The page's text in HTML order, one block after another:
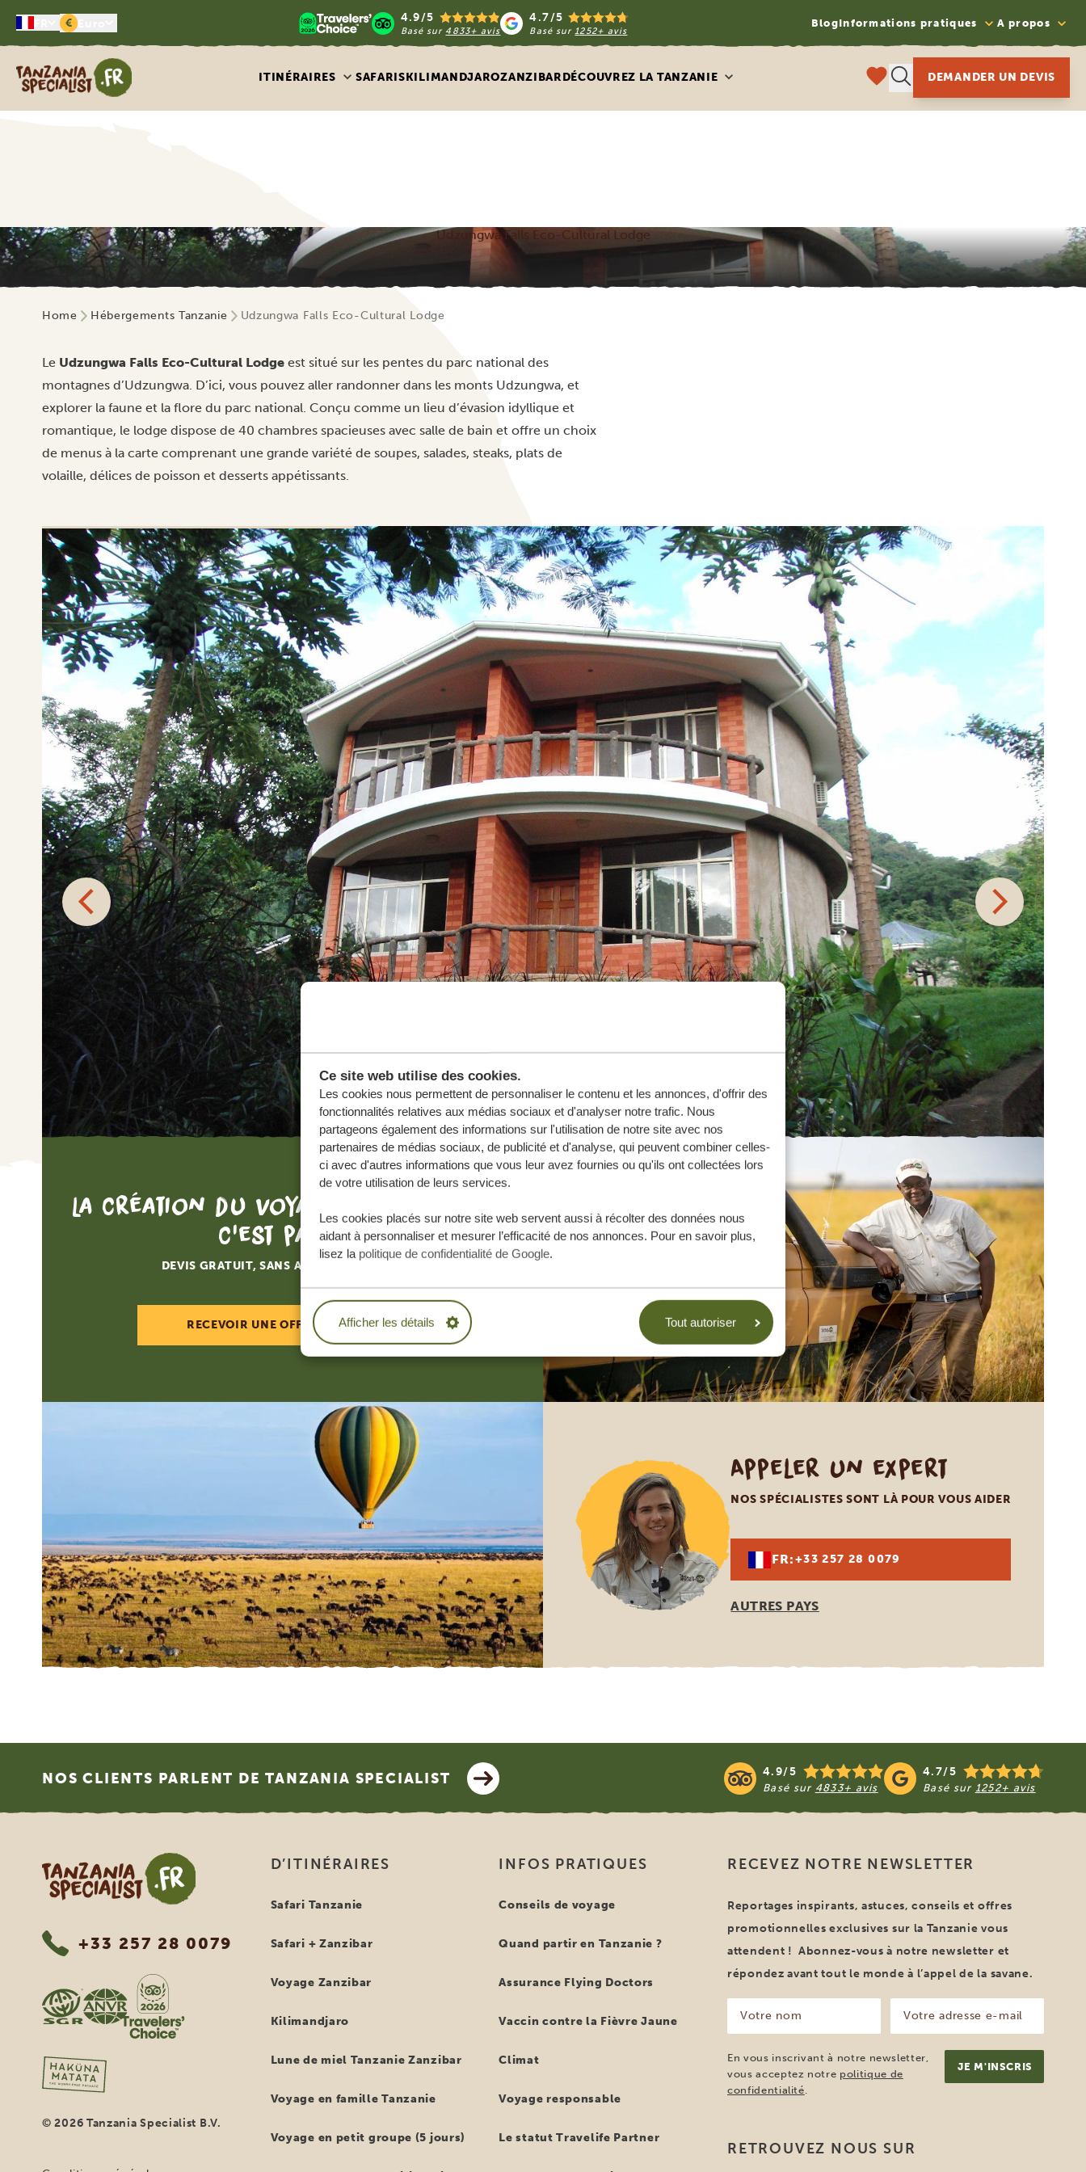
Ce site web utilise des cookies.
Les cookies nous permettent de personnaliser le contenu et les annonces, d'offrir des
fonctionnalités relatives aux médias sociaux et d'analyser notre trafic. Nous
partageons également des informations sur l'utilisation de notre site avec nos
partenaires de médias sociaux, de publicité et d'analyse, qui peuvent combiner celles-
ci avec d'autres informations que vous leur avez fournies ou qu'ils ont collectées lors
de votre utilisation de leurs services.
Les cookies placés sur notre site web servent aussi à récolter des données nous
aidant à personnaliser et mesurer l’efficacité de nos annonces. Pour en savoir plus,
lisez la politique de confidentialité de Google.
Afficher les détails Tout autoriser
€ 4.9/5
Basé sur 4833+ avis
4.7/5
Basé sur1252+ avis
BlogInformations pratiques A propos
Tanzania Specialist
ITINÉRAIRES SAFARISKILIMANDJAROZANZIBARDÉCOUVREZ LA TANZANIE DEMANDER UN DEVIS
Udzungwa Falls Eco-Cultural Lodge
Home Hébergements Tanzanie Udzungwa Falls Eco-Cultural Lodge
Le Udzungwa Falls Eco-Cultural Lodge est situé sur les pentes du parc national des
montagnes d’Udzungwa. D’ici, vous pouvez aller randonner dans les monts Udzungwa, et
explorer la faune et la flore du parc national. Conçu comme un lieu d’évasion idyllique et
romantique, le lodge dispose de 40 chambres spacieuses avec salle de bain et offre un choix
de menus à la carte comprenant une grande variété de soupes, salades, steaks, plats de
volaille, délices de poisson et desserts appétissants.
La création du voyage de vos rêves,
c'est par ici.
DEVIS GRATUIT, SANS AUCUNE OBLIGATION
RECEVOIR UNE OFFRE SUR MESURE
Appeler un expert
NOS SPÉCIALISTES SONT LÀ POUR VOUS AIDER
FR:+33 257 28 0079
AUTRES PAYS
NOS CLIENTS PARLENT DE TANZANIA SPECIALIST 4.9/5
Basé sur 4833+ avis
4.7/5
Basé sur 1252+ avis
Tanzania Specialist
+33 257 28 0079
© 2026 Tanzania Specialist B.V.
D’ITINÉRAIRES
Safari Tanzanie
Safari + Zanzibar
Voyage Zanzibar
Kilimandjaro
Lune de miel Tanzanie Zanzibar
Voyage en famille Tanzanie
Voyage en petit groupe (5 jours)
INFOS PRATIQUES
Conseils de voyage
Quand partir en Tanzanie ?
Assurance Flying Doctors
Vaccin contre la Fièvre Jaune
Climat
Voyage responsable
Le statut Travelife Partner
RECEVEZ NOTRE NEWSLETTER
Reportages inspirants, astuces, conseils et offres
promotionnelles exclusives sur la Tanzanie vous
attendent ! Abonnez-vous à notre newsletter et
répondez avant tout le monde à l’appel de la savane.
nom
(Nécessaire)
adresse
e-
mail
(Nécessaire)
En vous inscrivant à notre newsletter,
vous acceptez notre politique de
confidentialité.
RETROUVEZ NOUS SUR